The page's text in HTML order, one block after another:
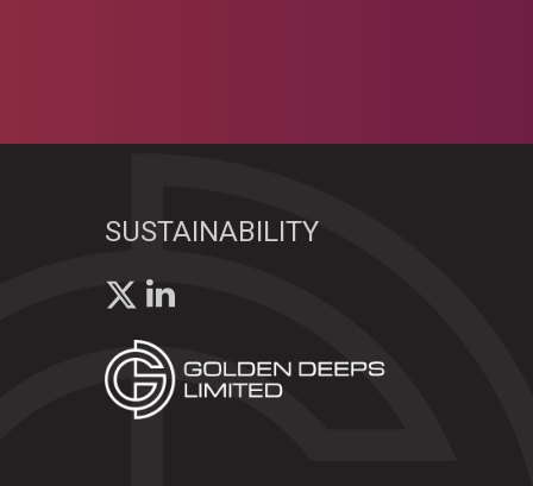
SUSTAINABILITY